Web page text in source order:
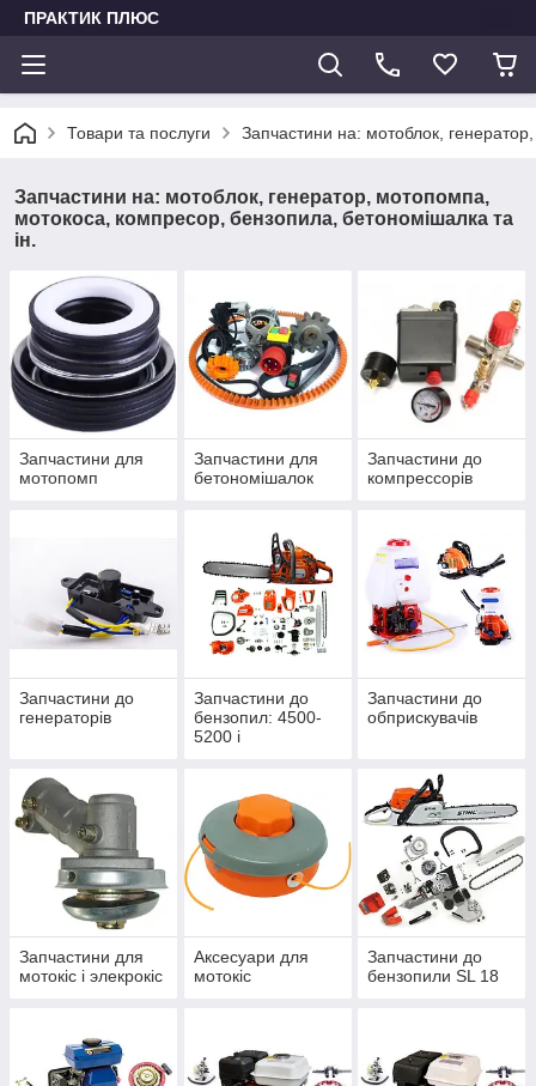
ПРАКТИК ПЛЮС
Товари та послуги Запчастини на: мотоблок,
Запчастини на: мотоблок, генератор, мотопомпа,
мотокоса, компресор, бензопила, бетономішалка та
ін.
Запчастини для
мотопомп
Запчастини для
бетономішалок
Запчастини до
компрессорів
Запчастини до
генераторів
Запчастини до
бензопил: 4500-
5200 і
Запчастини до
обприскувачів
Запчастини для
мотокіс і элекрокіс
Аксесуари для
мотокіс
Запчастини до
бензопили SL 18